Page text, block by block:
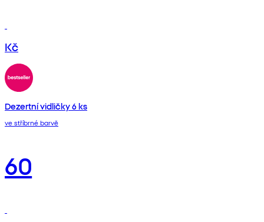
Kč
Dezertní vidličky 6 ks
ve stříbrné barvě
60